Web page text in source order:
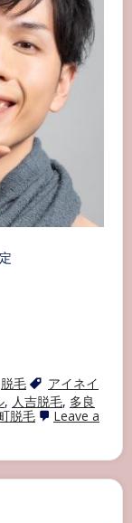
脱毛
アイネイ
, 人吉脱毛, 多良
脱毛
Leave a